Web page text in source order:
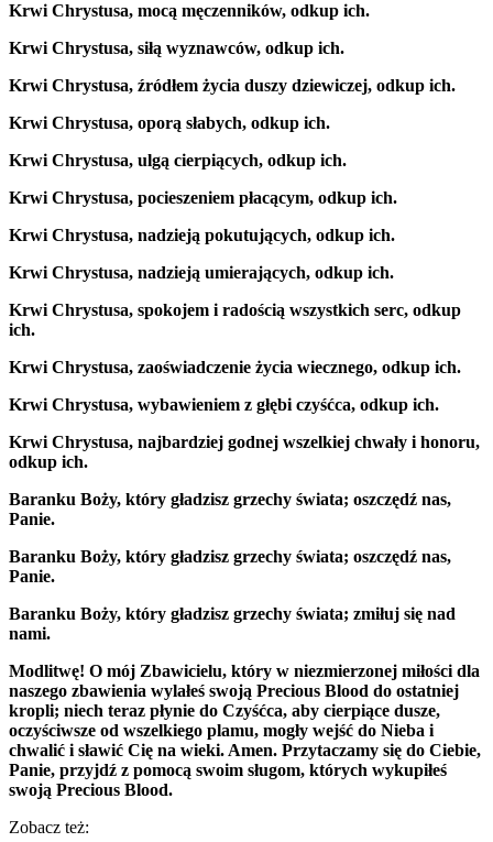
Krwi Chrystusa, mocą męczenników, odkup ich.
Krwi Chrystusa, siłą wyznawców, odkup ich.
Krwi Chrystusa, źródłem życia duszy dziewiczej, odkup ich.
Krwi Chrystusa, oporą słabych, odkup ich.
Krwi Chrystusa, ulgą cierpiących, odkup ich.
Krwi Chrystusa, pocieszeniem płacącym, odkup ich.
Krwi Chrystusa, nadzieją pokutujących, odkup ich.
Krwi Chrystusa, nadzieją umierających, odkup ich.
Krwi Chrystusa, spokojem i radością wszystkich serc, odkup
ich.
Krwi Chrystusa, zaoświadczenie życia wiecznego, odkup ich.
Krwi Chrystusa, wybawieniem z głębi czyśćca, odkup ich.
Krwi Chrystusa, najbardziej godnej wszelkiej chwały i honoru,
odkup ich.
Baranku Boży, który gładzisz grzechy świata; oszczędź nas,
Panie.
Baranku Boży, który gładzisz grzechy świata; oszczędź nas,
Panie.
Baranku Boży, który gładzisz grzechy świata; zmiłuj się nad
nami.
Modlitwę! O mój Zbawicielu, który w niezmierzonej miłości dla
naszego zbawienia wylałeś swoją Precious Blood do ostatniej
kropli; niech teraz płynie do Czyśćca, aby cierpiące dusze,
oczyściwsze od wszelkiego plamu, mogły wejść do Nieba i
chwalić i sławić Cię na wieki. Amen. Przytaczamy się do Ciebie,
Panie, przyjdź z pomocą swoim sługom, których wykupiłeś
swoją Precious Blood.
Zobacz też: